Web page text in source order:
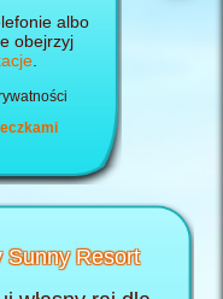
albo
obejrzyj
.
Sunny Resort